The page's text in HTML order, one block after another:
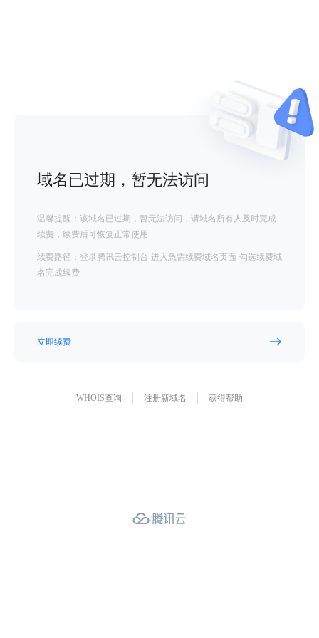
域名已过期，暂无法访问
温馨提醒：该域名已过期，暂无法访问，请域名所有人及时完成
续费，续费后可恢复正常使用
续费路径：登录腾讯云控制台-进入急需续费域名页面-勾选续费域
名完成续费
立即续费
WHOIS查询 注册新域名 获得帮助